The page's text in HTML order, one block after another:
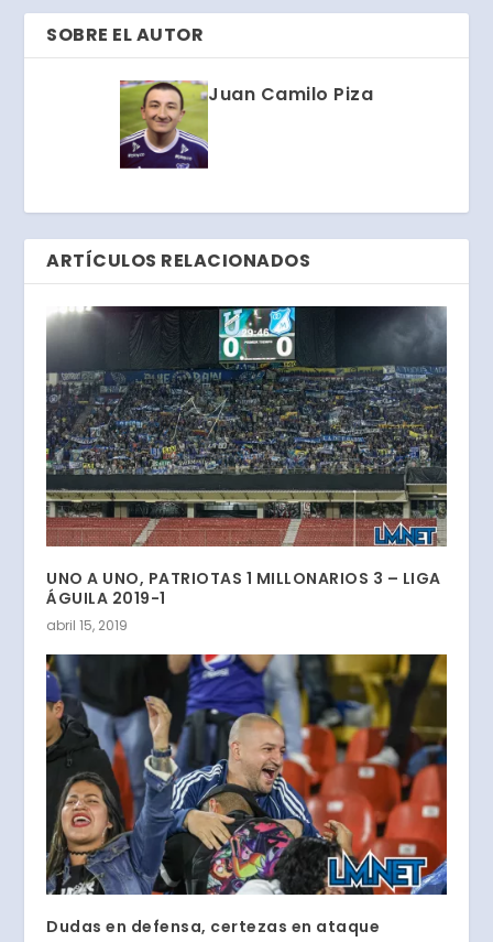
SOBRE EL AUTOR
Juan Camilo Piza
ARTÍCULOS RELACIONADOS
UNO A UNO, PATRIOTAS 1 MILLONARIOS 3 – LIGA
ÁGUILA 2019-1
abril 15, 2019
Dudas en defensa, certezas en ataque